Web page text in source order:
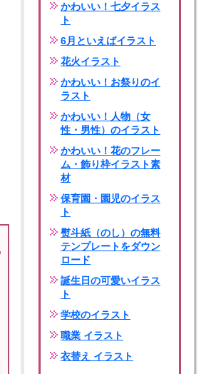
かわいい！七夕イラス
ト
6月といえばイラスト
花火イラスト
かわいい！お祭りのイ
ラスト
かわいい！人物（女
性・男性）のイラスト
かわいい！花のフレー
ム・飾り枠イラスト素
材
保育園・園児のイラス
ト
熨斗紙（のし）の無料
テンプレートをダウン
ロード
誕生日の可愛いイラス
ト
学校のイラスト
職業 イラスト
衣替え イラスト